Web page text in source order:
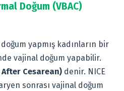
Doğum (VBAC)
yapmış kadınların bir
vajinal doğum yapabilir.
Cesarean) denir. NICE
sonrası vajinal doğum